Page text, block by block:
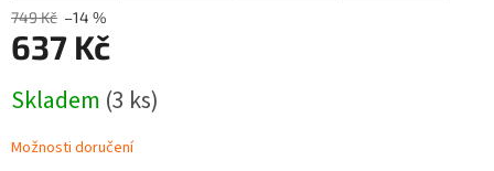
749 Kč –14 %
637 Kč
cena:
Skladem (3 ks)
Možnosti doručení